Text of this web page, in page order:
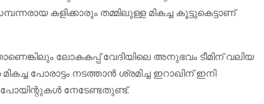
കളിക്കാരും തമ്മിലുള്ള മികച്ച കൂട്ടുകെട്ടാണ്
ലോകകപ്പ് വേദിയിലെ അനുഭവം ടീമിന് വലിയ
പോരാട്ടം നടത്താൻ ശ്രമിച്ച ഇറാഖിന് ഇനി
നേടേണ്ടതുണ്ട്.